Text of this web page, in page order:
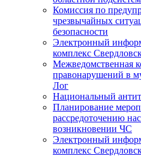
Комиссия по
чрезвычайных
безопасности
Электронный
комплекс
Межведомственная
правонарушений в
Лог
Национальный
Планирование
рассредоточению
возникновении ЧС
Электронный
комплекс